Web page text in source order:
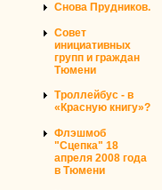
Снова Прудников.
Совет
инициативных
групп и граждан
Тюмени
Троллейбус - в
«Красную книгу»?
Флэшмоб
"Сцепка" 18
апреля 2008 года
в Тюмени